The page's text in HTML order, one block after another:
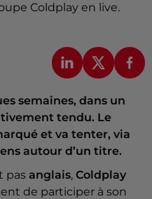
Coldplay en live.
semaines, dans un
tendu. Le
et va tenter, via
autour d’un titre.
pas anglais, Coldplay
de participer à son